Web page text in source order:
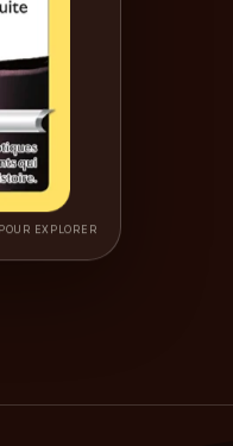
EXPLORER